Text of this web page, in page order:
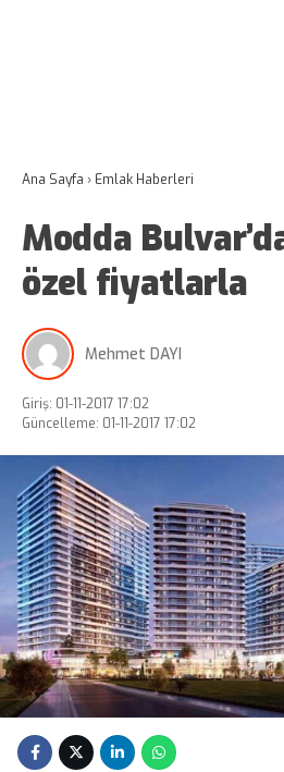
Ana Sayfa › Emlak Haberleri
Modda
özel fiyatlarla
Mehmet DAYI
Giriş: 01-11-2017 17:02
Güncelleme: 01-11-2017 17:02